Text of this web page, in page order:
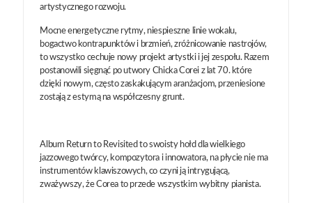
artystycznego rozwoju.
Mocne energetyczne rytmy, niespieszne linie wokalu,
bogactwo kontrapunktów i brzmień, zróżnicowanie nastrojów,
to wszystko cechuje nowy projekt artystki i jej zespołu. Razem
postanowili sięgnąć po utwory Chicka Corei z lat 70. które
dzięki nowym, często zaskakującym aranżacjom, przeniesione
zostają z estymą na współczesny grunt.
Album Return to Revisited to swoisty hołd dla wielkiego
jazzowego twórcy, kompozytora i innowatora, na płycie nie ma
instrumentów klawiszowych, co czyni ją intrygującą,
zważywszy, że Corea to przede wszystkim wybitny pianista.